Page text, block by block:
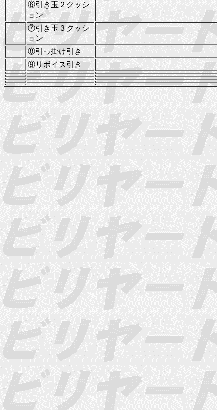
⑥引き玉２クッシ
ョン
⑦引き玉３クッシ
ョン
⑧引っ掛け引き
⑨リボイス引き